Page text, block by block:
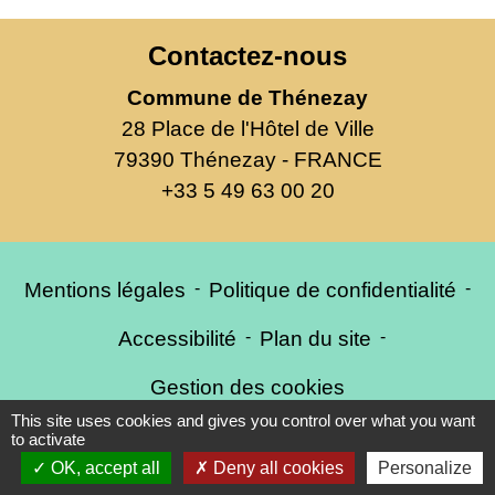
Contactez-nous
Commune de Thénezay
28 Place de l'Hôtel de Ville
79390 Thénezay - FRANCE
+33 5 49 63 00 20
Mentions légales - Politique de confidentialité -
Accessibilité - Plan du site -
Gestion des cookies
Site créé en partenariat avec Réseau des Communes
This site uses cookies and gives you control over what you want
to activate
OK, accept all
Deny all cookies Personalize